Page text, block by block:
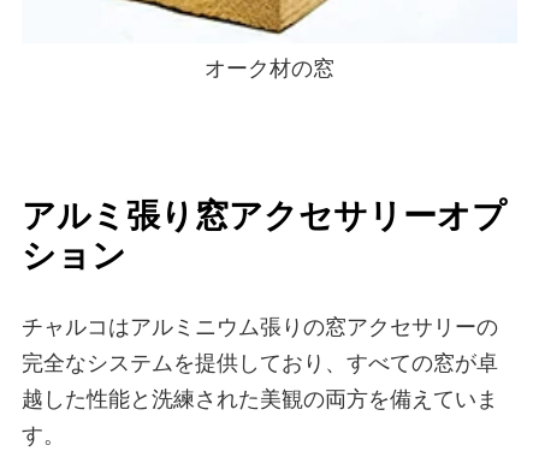
オーク材の窓
アルミ張り窓アクセサリーオプ
ション
チャルコはアルミニウム張りの窓アクセサリーの
完全なシステムを提供しており、すべての窓が卓
越した性能と洗練された美観の両方を備えていま
す。